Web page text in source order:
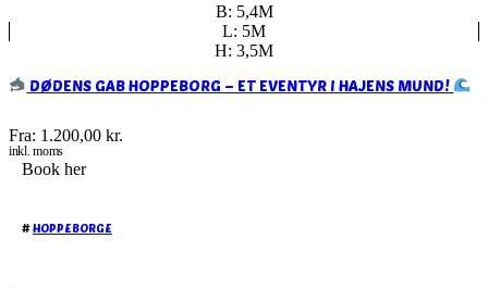
B: 5,4M
L: 5M
H: 3,5M
DØDENS GAB HOPPEBORG – ET EVENTYR I HAJENS MUND!
Fra: 1.200,00 kr.
inkl. moms
Book her
#HOPPEBORGE